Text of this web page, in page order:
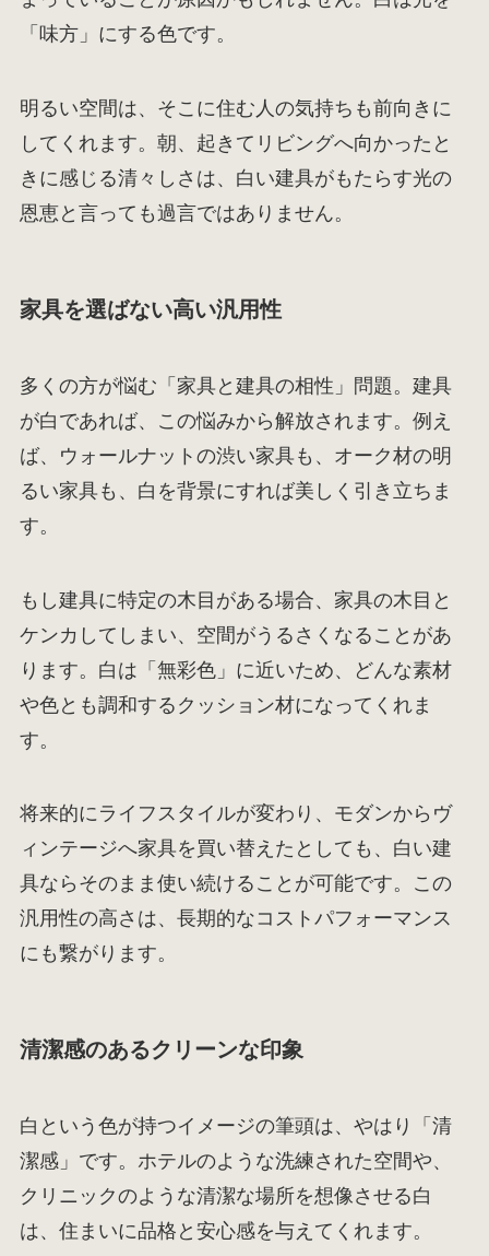
「味方」にする色です。
明るい空間は、そこに住む人の気持ちも前向きに
してくれます。朝、起きてリビングへ向かったと
きに感じる清々しさは、白い建具がもたらす光の
恩恵と言っても過言ではありません。
家具を選ばない高い汎用性
多くの方が悩む「家具と建具の相性」問題。建具
が白であれば、この悩みから解放されます。例え
ば、ウォールナットの渋い家具も、オーク材の明
るい家具も、白を背景にすれば美しく引き立ちま
す。
もし建具に特定の木目がある場合、家具の木目と
ケンカしてしまい、空間がうるさくなることがあ
ります。白は「無彩色」に近いため、どんな素材
や色とも調和するクッション材になってくれま
す。
将来的にライフスタイルが変わり、モダンからヴ
ィンテージへ家具を買い替えたとしても、白い建
具ならそのまま使い続けることが可能です。この
汎用性の高さは、長期的なコストパフォーマンス
にも繋がります。
清潔感のあるクリーンな印象
白という色が持つイメージの筆頭は、やはり「清
潔感」です。ホテルのような洗練された空間や、
クリニックのような清潔な場所を想像させる白
は、住まいに品格と安心感を与えてくれます。